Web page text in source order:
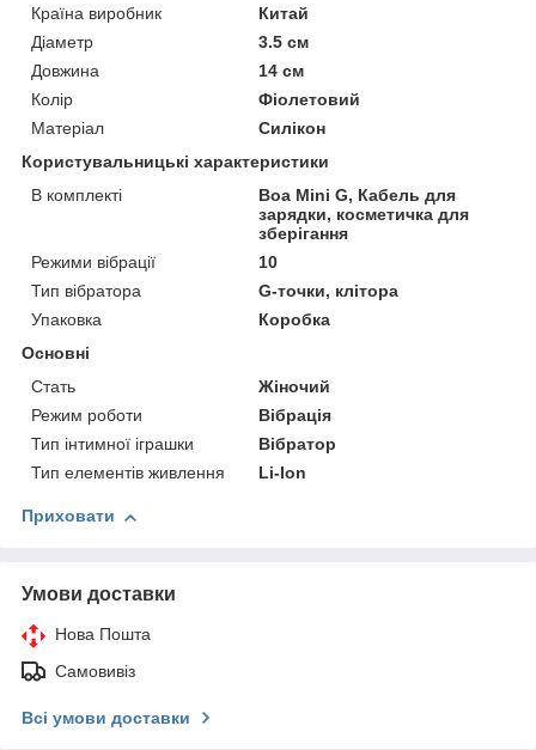
Країна виробник
Китай
Діаметр
3.5 см
Довжина
14 см
Колір
Фіолетовий
Матеріал
Силікон
Користувальницькі характеристики
В комплекті
Boa Mini G, Кабель для
зарядки, косметичка для
зберігання
Режими вібрації
10
Тип вібратора
G-точки, клітора
Упаковка
Коробка
Основні
Стать
Жіночий
Режим роботи
Вібрація
Тип інтимної іграшки
Вібратор
Тип елементів живлення
Li-Ion
Приховати
Умови доставки
Нова Пошта
Самовивіз
Всі умови доставки